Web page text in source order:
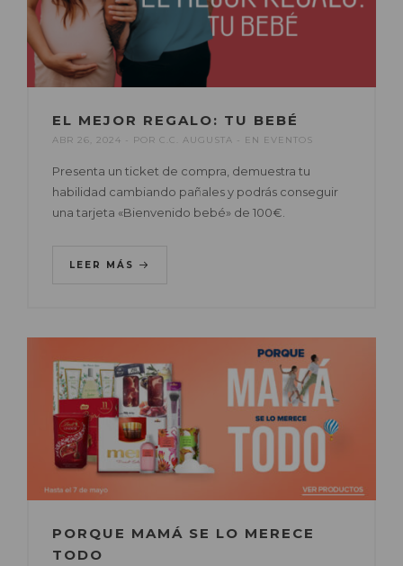
EL MEJOR REGALO: TU BEBÉ
ABR 26, 2024 POR C.C. AUGUSTA EN EVENTOS
Presenta un ticket de compra, demuestra tu
habilidad cambiando pañales y podrás conseguir
una tarjeta «Bienvenido bebé» de 100€.
LEER MÁS
PORQUE MAMÁ SE LO MERECE
TODO